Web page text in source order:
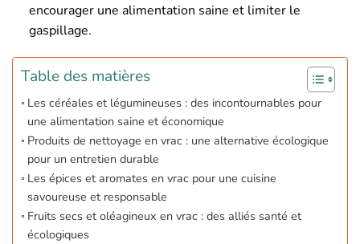
encourager une alimentation saine et limiter le
gaspillage.
Table des matières
Les céréales et légumineuses : des incontournables pour
une alimentation saine et économique
Produits de nettoyage en vrac : une alternative écologique
pour un entretien durable
Les épices et aromates en vrac pour une cuisine
savoureuse et responsable
Fruits secs et oléagineux en vrac : des alliés santé et
écologiques